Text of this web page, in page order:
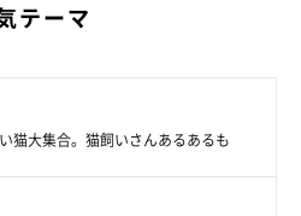
テーマ
猫大集合。猫飼いさんあるあるも